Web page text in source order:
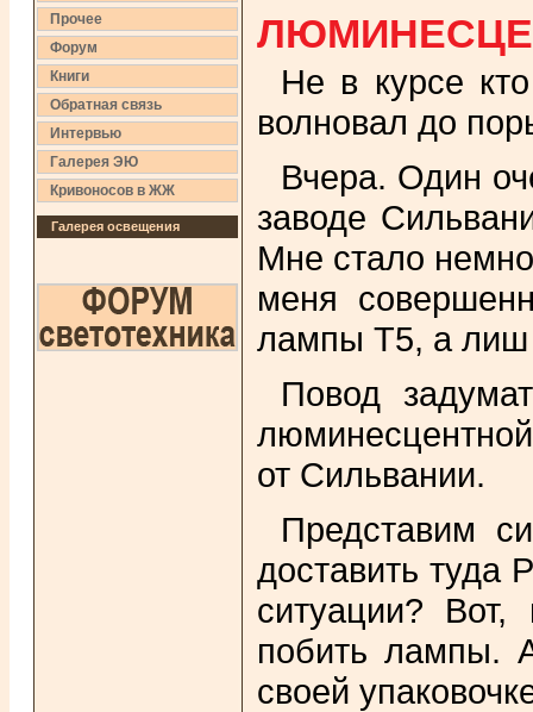
Прочее
Форум
Книги
Обратная связь
Интервью
Галерея ЭЮ
Кривоносов в ЖЖ
Галерея освещения
Не в курсе
волновал до
Вчера. Один
заводе
Мне стало
меня
лампы Т5, а лиш
Повод
от Сильвании.
Представим
доставить
ситуации? Вот,
побить лампы.
своей